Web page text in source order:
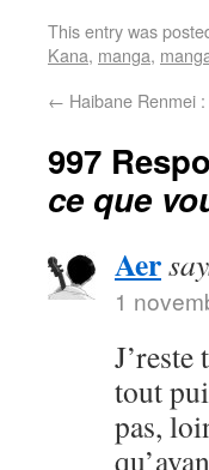
This entry was
Kana, manga,
← Haibane Renmei
997
ce que
Aer
1
tout
pas,